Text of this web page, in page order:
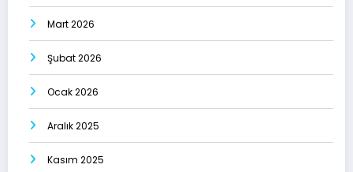
Mart 2026
Şubat 2026
Ocak 2026
Aralık 2025
Kasım 2025